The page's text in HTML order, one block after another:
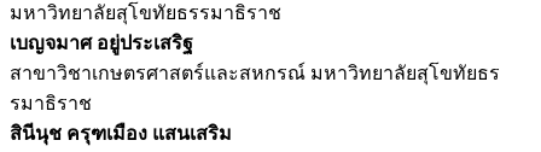
มหาวิทยาลัยสุโขทัยธรรมาธิราช
เบญจมาศ อยู่ประเสริฐ
สาขาวิชาเกษตรศาสตร์และสหกรณ์ มหาวิทยาลัยสุโขทัยธร
รมาธิราช
สินีนุช ครุฑเมือง แสนเสริม